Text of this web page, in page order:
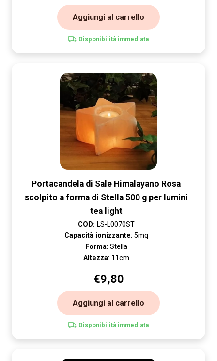
Aggiungi al carrello
Disponibilità immediata
Portacandela di Sale Himalayano Rosa
scolpito a forma di Stella 500 g per lumini
tea light
COD: LS-L0070ST
Capacità ionizzante: 5mq
Forma: Stella
Altezza: 11cm
€9,80
Aggiungi al carrello
Disponibilità immediata